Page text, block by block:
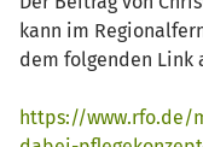
kann im
dem folgenden Link
https://www.rfo.de/